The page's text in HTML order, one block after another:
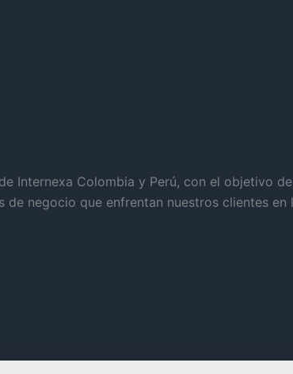
Internexa Colombia y Perú, con el objetivo
negocio que enfrentan nuestros clientes en